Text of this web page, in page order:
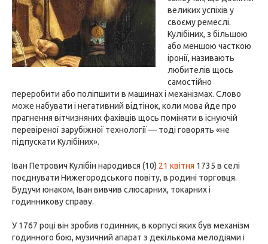
великих успіхів у
своєму ремеслі.
Кулібіних, з більшою
або меншою часткою
іронії, називають
любителів щось
самостійно
переробити або поліпшити в машинах і механізмах. Слово
може набувати і негативний відтінок, коли мова йде про
прагнення вітчизняних фахівців щось поміняти в існуючій
перевіреної зарубіжної технології — тоді говорять «не
підпускати Кулібіних».
Іван Петрович Кулібін народився (10) 21 квітня 1735 в селі
поєднувати Нижегородського повіту, в родині торговця.
Будучи юнаком, Іван вивчив слюсарних, токарних і
годинникову справу.
У 1767 році він зробив годинник, в корпусі яких був механізм
годинного бою, музичний апарат з декількома мелодіями і